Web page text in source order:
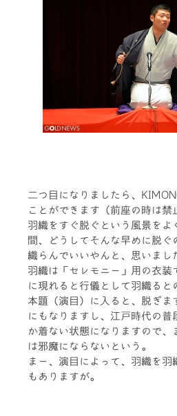
二つ目になりましたら、
ことができます（前座の時は禁
羽織をすぐ脱ぐという風景をよ
間、どうしてそんな早めに脱ぐ
織らんでいいやんと、思いまし
羽織は「セレモニー」用の衣装
に現れると行儀として羽織ると
本題（演目）に入ると、脱ぎま
にもなりますし、江戸時代の普
か着ない状態になりますので、
は邪魔にならないという。
まー、演目によって、羽織を羽
もありますが。